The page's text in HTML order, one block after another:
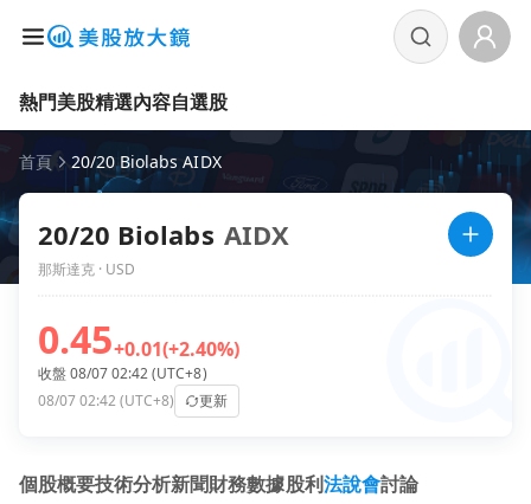
熱門美股精選內容自選股
首頁 20/20 Biolabs AIDX
20/20 Biolabs AIDX
那斯達克 · USD
0.45+0.01(+2.40%)
收盤 08/07 02:42 (UTC+8)
08/07 02:42 (UTC+8)
更新
個股概要技術分析新聞財務數據股利法說會討論